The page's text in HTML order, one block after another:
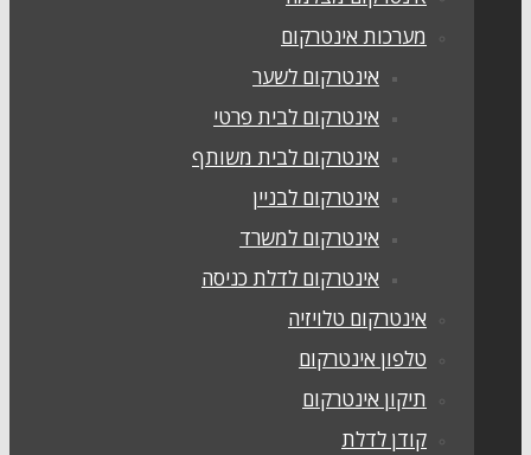
מערכות אינטרקום
אינטרקום לשער
אינטרקום לבית פרטי
אינטרקום לבית משותף
אינטרקום לבניין
אינטרקום למשרד
אינטרקום לדלת כניסה
אינטרקום טלויזיה
טלפון אינטרקום
תיקון אינטרקום
קודן לדלת